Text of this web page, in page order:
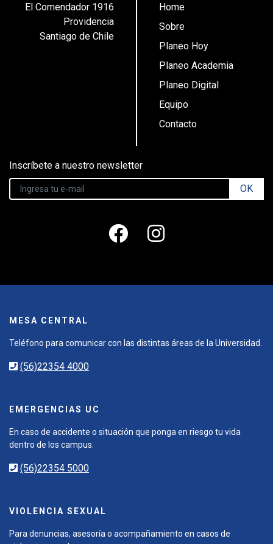
El Comendador 1916
Providencia
Santiago de Chile
Home
Sobre
Planeo Hoy
Planeo Academia
Planeo Digital
Equipo
Contacto
Inscríbete a nuestro newsletter
OK
MESA CENTRAL
Teléfono para comunicar con las distintas áreas de la Universidad.
(56)22354 4000
EMERGENCIAS UC
En caso de accidente o situación que ponga en riesgo tu vida
dentro de los campus.
(56)22354 5000
VIOLENCIA SEXUAL
Para denuncias, asesoría o acompañamiento en casos de